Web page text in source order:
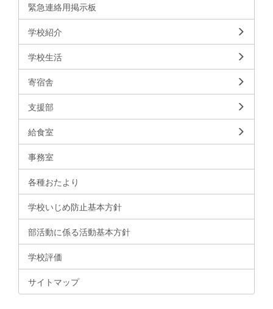
緊急連絡用掲示板
学校紹介
学校生活
寄宿舎
支援部
給食室
事務室
各種おたより
学校いじめ防止基本方針
部活動に係る活動基本方針
学校評価
サイトマップ